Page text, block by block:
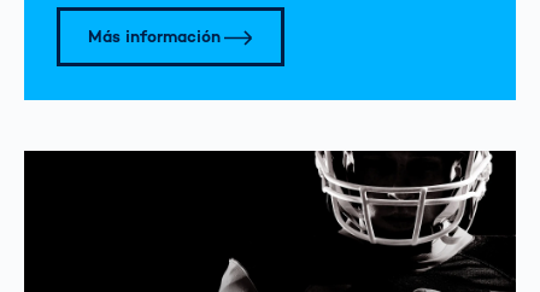
Más información